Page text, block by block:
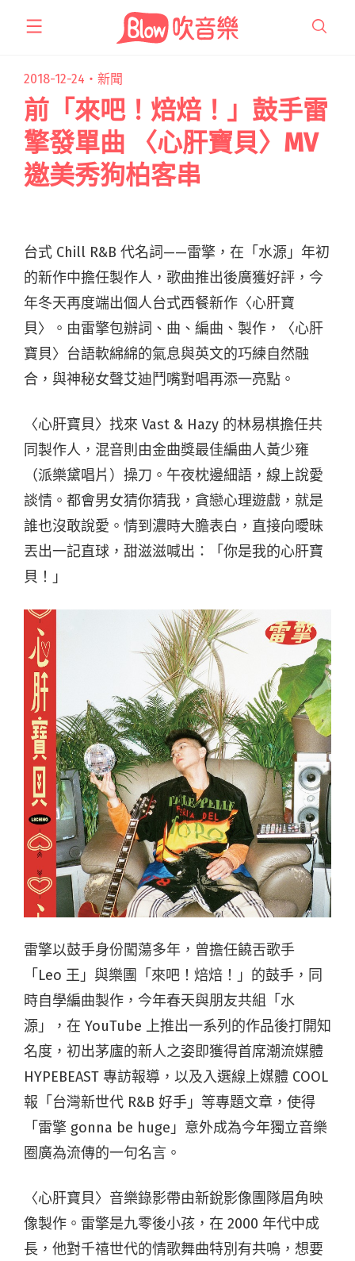
2018-12-24・ 新聞
前「來吧！焙焙！」鼓手雷
擎發單曲 〈心肝寶貝〉MV
邀美秀狗柏客串
台式 Chill R&B 代名詞——雷擎，在「水源」年初
的新作中擔任製作人，歌曲推出後廣獲好評，今
年冬天再度端出個人台式西餐新作〈心肝寶
貝〉。由雷擎包辦詞、曲、編曲、製作，〈心肝
寶貝〉台語軟綿綿的氣息與英文的巧練自然融
合，與神秘女聲艾迪鬥嘴對唱再添一亮點。
〈心肝寶貝〉找來 Vast & Hazy 的林易棋擔任共
同製作人，混音則由金曲獎最佳編曲人黃少雍
（派樂黛唱片）操刀。午夜枕邊細語，線上說愛
談情。都會男女猜你猜我，貪戀心理遊戲，就是
誰也沒敢說愛。情到濃時大膽表白，直接向曖昧
丟出一記直球，甜滋滋喊出：「你是我的心肝寶
貝！」
雷擎以鼓手身份闖蕩多年，曾擔任饒舌歌手
「Leo 王」與樂團「來吧！焙焙！」的鼓手，同
時自學編曲製作，今年春天與朋友共組「水
源」，在 YouTube 上推出一系列的作品後打開知
名度，初出茅廬的新人之姿即獲得首席潮流媒體
HYPEBEAST 專訪報導，以及入選線上媒體 COOL
報「台灣新世代 R&B 好手」等專題文章，使得
「雷擎 gonna be huge」意外成為今年獨立音樂
圈廣為流傳的一句名言。
〈心肝寶貝〉音樂錄影帶由新銳影像團隊眉角映
像製作。雷擎是九零後小孩，在 2000 年代中成
長，他對千禧世代的情歌舞曲特別有共鳴，想要